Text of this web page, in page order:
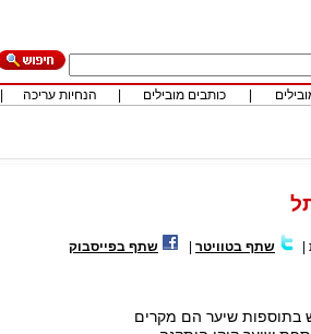
כותבים מובילים הנחיות עריכה
שתף בטוויטר שתף בפייסבוק
בתוספות שיער הם מקרים